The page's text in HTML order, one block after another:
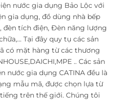
nước gia dụng Bảo Lộc với
gia dụng, đồ dùng nhà bếp
đèn tích điện, Đèn năng lượng
Tại đây quy tụ các sản
có mặt hàng từ các thương
.. Các sản
nước gia dụng CATINA đều là
mẫu mã, được chọn lựa từ
trên thế giới. Chúng tôi